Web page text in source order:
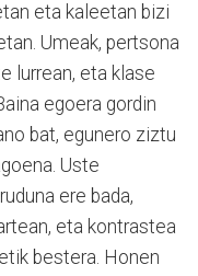
eta kaleetan bizi
Umeak, pertsona
lurrean, eta klase
egoera gordin
bat, egunero ziztu
Uste
ere bada,
eta kontrastea
bestera. Honen